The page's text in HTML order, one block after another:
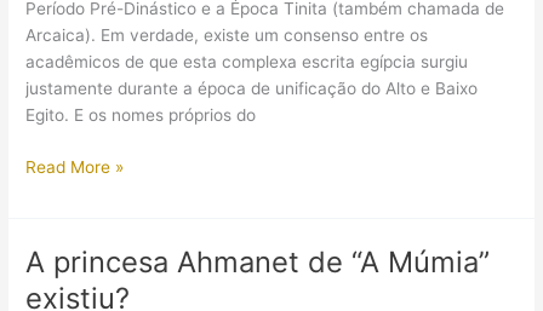
Período Pré-Dinástico e a Época Tinita (também chamada de
Arcaica). Em verdade, existe um consenso entre os
acadêmicos de que esta complexa escrita egípcia surgiu
justamente durante a época de unificação do Alto e Baixo
Egito. E os nomes próprios do
Como
nomes
dos
Read More »
A princesa Ahmanet de “A Múmia”
existiu?